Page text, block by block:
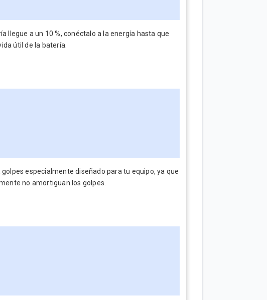
llegue a un 10 %, conéctalo a la energía hasta que
útil de la batería.
especialmente diseñado para tu equipo, ya que
no amortiguan los golpes.